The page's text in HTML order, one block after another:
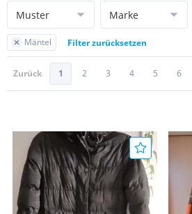
Muster Marke
Mäntel Filter zurücksetzen
Zurück 1 2 3 4 5 6